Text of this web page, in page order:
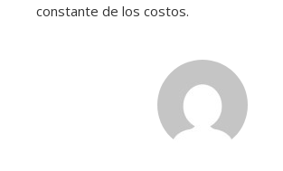
constante de los costos.